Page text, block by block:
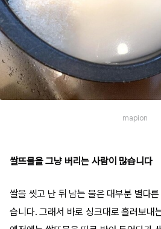
mapion
쌀뜨물을 그냥 버리는 사람이 많습니다
쌀을 씻고 난 뒤 남는 물은 대부분 별다
습니다. 그래서 바로 싱크대로 흘려보내